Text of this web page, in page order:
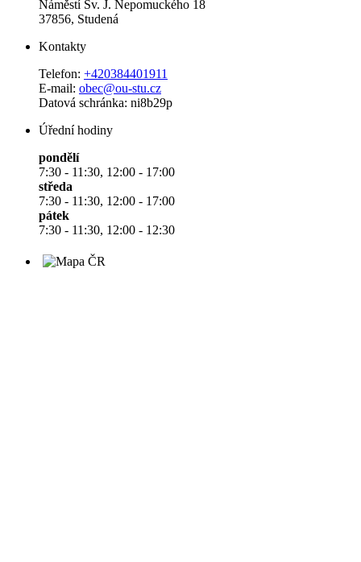
Náměstí Sv. J. Nepomuckého 18
37856, Studená
Kontakty
Telefon: +420384401911
E-mail: obec@ou-stu.cz
Datová schránka: ni8b29p
Úřední hodiny
pondělí
7:30 - 11:30, 12:00 - 17:00
středa
7:30 - 11:30, 12:00 - 17:00
pátek
7:30 - 11:30, 12:00 - 12:30